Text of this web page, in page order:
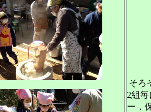
そろ
2組
ー，